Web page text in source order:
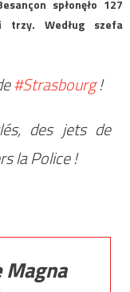
spłonęło 127
trzy. Według szefa
#Strasbourg!
des jets de
la Police !